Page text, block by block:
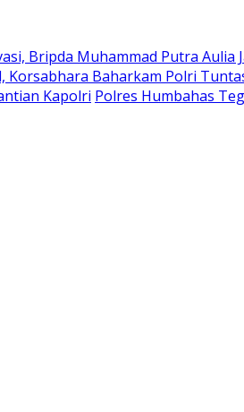
Bripda Muhammad Putra Aulia
Korsabhara Baharkam Polri
Kapolri Polres Humbahas